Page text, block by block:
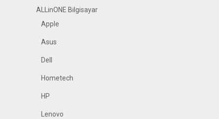
ALLinONE Bilgisayar
Apple
Asus
Dell
Hometech
HP
Lenovo